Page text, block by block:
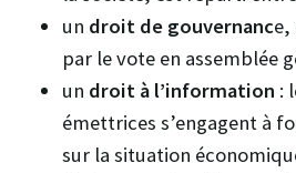
un droit de gouvernance,
par le vote en assemblée
un droit à l’information :
émettrices s’engagent à
sur la situation